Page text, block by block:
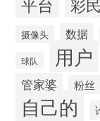
摄像头 数据
球队 用户
管家婆 粉丝
自己的